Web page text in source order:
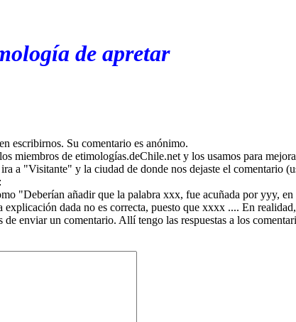
de apretar
escribirnos. Su comentario es anónimo.
miembros de etimologías.deChile.net y los usamos para
a "Visitante" y la ciudad de donde nos dejaste el comentario
"Deberían añadir que la palabra xxx, fue acuñada por yyy, en
dada no es correcta, puesto que xxxx .... En
de enviar un comentario. Allí tengo las respuestas a los